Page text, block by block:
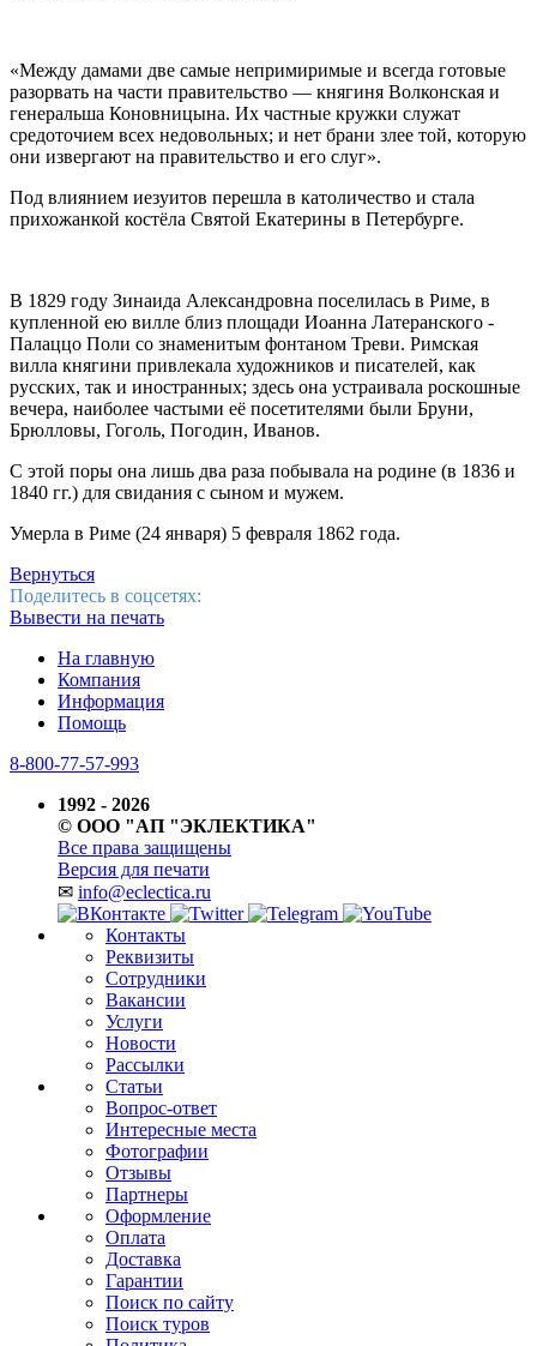
«Между дамами две самые непримиримые и всегда готовые
разорвать на части правительство — княгиня Волконская и
генеральша Коновницына. Их частные кружки служат
средоточием всех недовольных; и нет брани злее той, которую
они извергают на правительство и его слуг».
Под влиянием иезуитов перешла в католичество и стала
прихожанкой костёла Святой Екатерины в Петербурге.
В 1829 году Зинаида Александровна поселилась в Риме, в
купленной ею вилле близ площади Иоанна Латеранского -
Палаццо Поли со знаменитым фонтаном Треви. Римская
вилла княгини привлекала художников и писателей, как
русских, так и иностранных; здесь она устраивала роскошные
вечера, наиболее частыми её посетителями были Бруни,
Брюлловы, Гоголь, Погодин, Иванов.
С этой поры она лишь два раза побывала на родине (в 1836 и
1840 гг.) для свидания с сыном и мужем.
Умерла в Риме (24 января) 5 февраля 1862 года.
Вернуться
Поделитесь в соцсетях:
Вывести на печать
На главную
Компания
Информация
Помощь
8-800-77-57-993
1992 - 2026
© ООО "АП "ЭКЛЕКТИКА"
Все права защищены
Версия для печати
✉ info@eclectica.ru
Контакты
Реквизиты
Сотрудники
Вакансии
Услуги
Новости
Рассылки
Статьи
Вопрос-ответ
Интересные места
Фотографии
Отзывы
Партнеры
Оформление
Оплата
Доставка
Гарантии
Поиск по сайту
Поиск туров